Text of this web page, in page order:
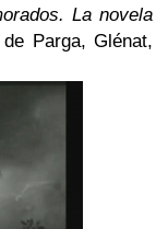
La novela
Parga, Glénat,